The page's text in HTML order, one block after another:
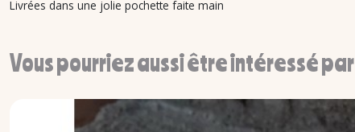
Livrées dans une jolie pochette faite main
Vous pourriez aussi être intéressé par